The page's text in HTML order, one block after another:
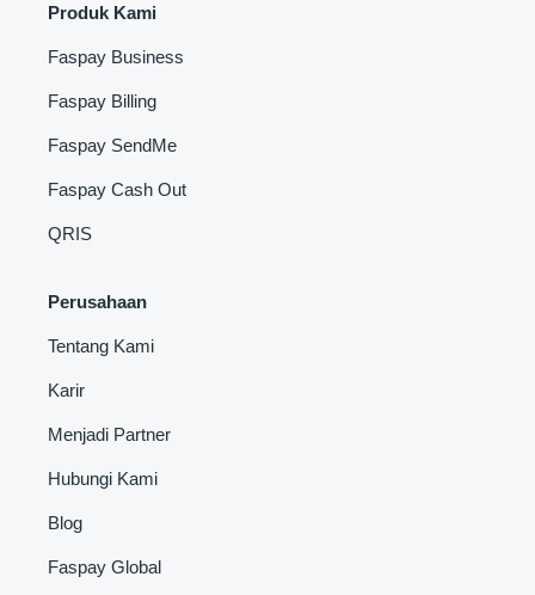
Produk Kami
Faspay Business
Faspay Billing
Faspay SendMe
Faspay Cash Out
QRIS
Perusahaan
Tentang Kami
Karir
Menjadi Partner
Hubungi Kami
Blog
Faspay Global